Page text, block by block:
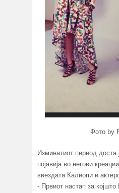
Фото by
Изминатиот период доста
појавија во негови
ѕвездата Калиопи и
- Првиот настап за